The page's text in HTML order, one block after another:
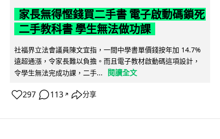
家長無得慳錢買二手書 電子啟動碼鎖死
二手教科書 學生無法做功課
社福界立法會議員陳文宜指，一間中學書單價錢按年加 14.7%
遠超通漲，令家長難以負擔。而且電子教材啟動碼這項設計，
令學生無法完成功課，二手...
閱讀全文
297 113 ↗ 分享